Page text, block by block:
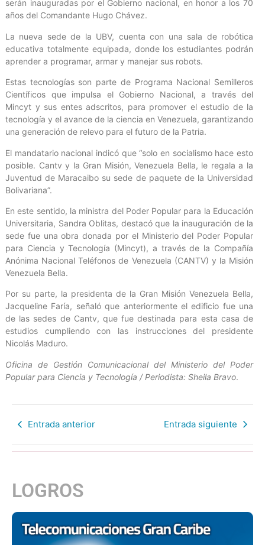
serán inauguradas por el Gobierno nacional, en honor a los 70
años del Comandante Hugo Chávez.
La nueva sede de la UBV, cuenta con una sala de robótica
educativa totalmente equipada, donde los estudiantes podrán
aprender a programar, armar y manejar sus robots.
Estas tecnologías son parte de Programa Nacional Semilleros
Científicos que impulsa el Gobierno Nacional, a través del
Mincyt y sus entes adscritos, para promover el estudio de la
tecnología y el avance de la ciencia en Venezuela, garantizando
una generación de relevo para el futuro de la Patria.
El mandatario nacional indicó que “solo en socialismo hace esto
posible. Cantv y la Gran Misión, Venezuela Bella, le regala a la
Juventud de Maracaibo su sede de paquete de la Universidad
Bolivariana”.
En este sentido, la ministra del Poder Popular para la Educación
Universitaria, Sandra Oblitas, destacó que la inauguración de la
sede fue una obra donada por el Ministerio del Poder Popular
para Ciencia y Tecnología (Mincyt), a través de la Compañía
Anónima Nacional Teléfonos de Venezuela (CANTV) y la Misión
Venezuela Bella.
Por su parte, la presidenta de la Gran Misión Venezuela Bella,
Jacqueline Faría, señaló que anteriormente el edificio fue una
de las sedes de Cantv, que fue destinada para esta casa de
estudios cumpliendo con las instrucciones del presidente
Nicolás Maduro.
Oficina de Gestión Comunicacional del Ministerio del Poder
Popular para Ciencia y Tecnología / Periodista: Sheila Bravo.
Entrada anterior Entrada siguiente
LOGROS